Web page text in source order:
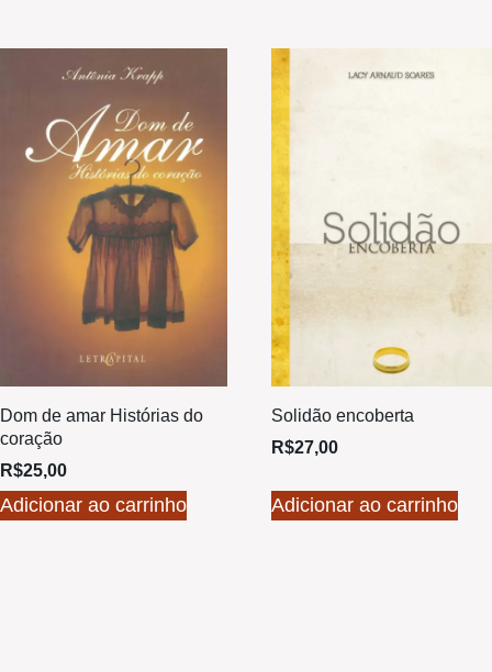
Dom de amar Histórias do
coração
R$25,00
Adicionar ao carrinho
Solidão encoberta
R$27,00
Adicionar ao carrinho